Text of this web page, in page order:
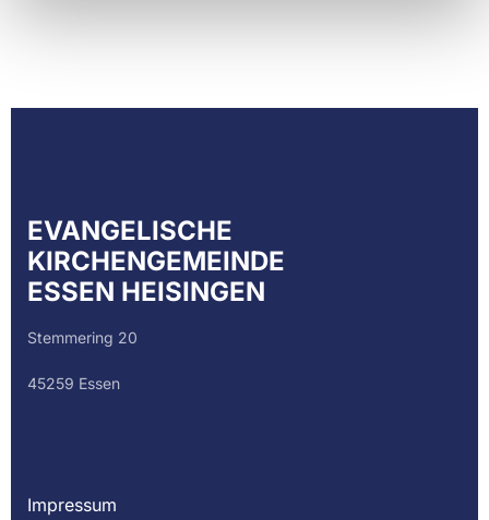
EVANGELISCHE
KIRCHENGEMEINDE
ESSEN HEISINGEN
Stemmering 20
45259 Essen
Impressum